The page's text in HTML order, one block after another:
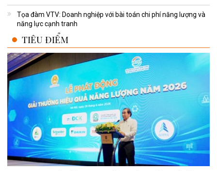
Tọa đàm VTV: Doanh nghiệp với bài toán chi phí năng lượng và
năng lực cạnh tranh
TIÊU ĐIỂM